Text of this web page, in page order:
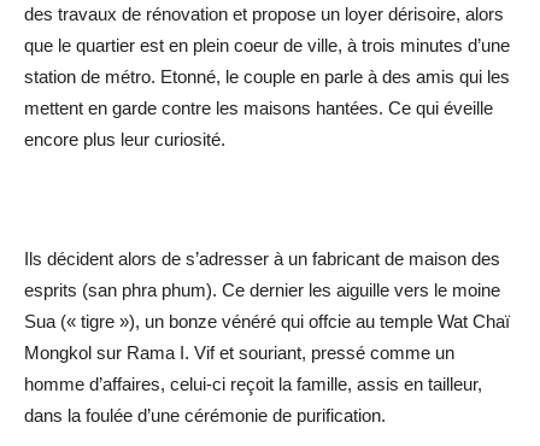
des travaux de rénovation et propose un loyer dérisoire, alors
que le quartier est en plein coeur de ville, à trois minutes d’une
station de métro. Etonné, le couple en parle à des amis qui les
mettent en garde contre les maisons hantées. Ce qui éveille
encore plus leur curiosité.
Ils décident alors de s’adresser à un fabricant de maison des
esprits (san phra phum). Ce dernier les aiguille vers le moine
Sua (« tigre »), un bonze vénéré qui offcie au temple Wat Chaï
Mongkol sur Rama I. Vif et souriant, pressé comme un
homme d’affaires, celui-ci reçoit la famille, assis en tailleur,
dans la foulée d’une cérémonie de purification.